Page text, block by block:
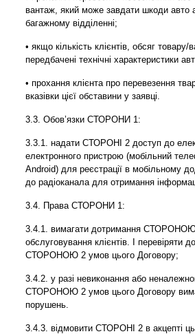
вантаж, який може завдати шкоди авто
багажному відділенні;
• якщо кількість клієнтів, обсяг
передбачені технічні характеристики
• прохання клієнта про перевезення
вказівки цієї обставини у заявці.
3.3. Обов’язки СТОРОНИ 1:
3.3.1. надати СТОРОНІ 2 доступ до
електронного пристрою (мобільний
Android) для реєстрації в мобільному
до радіоканала для отримання
3.4. Права СТОРОНИ 1:
3.4.1. вимагати дотримання СТОРОНОЮ
обслуговування клієнтів. І перевіряти
СТОРОНОЮ 2 умов цього Договору;
3.4.2. у разі невиконання або
СТОРОНОЮ 2 умов цього Договору
порушень.
3.4.3. відмовити СТОРОНІ 2 в акцепті